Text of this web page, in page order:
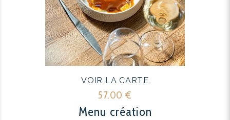
Menu création
57.00 €
VOIR LA CARTE